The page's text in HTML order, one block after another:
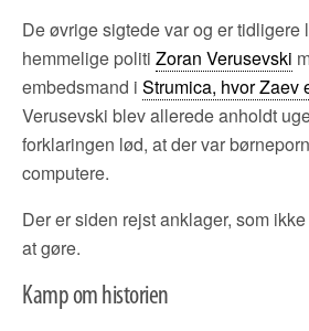
De øvrige sigtede var og er tidligere
hemmelige politi Zoran Verusevski
embedsmand i Strumica, hvor Zaev
Verusevski blev allerede anholdt
forklaringen lød, at der var
computere.
Der er siden rejst anklager, som
at gøre.
Kamp om historien